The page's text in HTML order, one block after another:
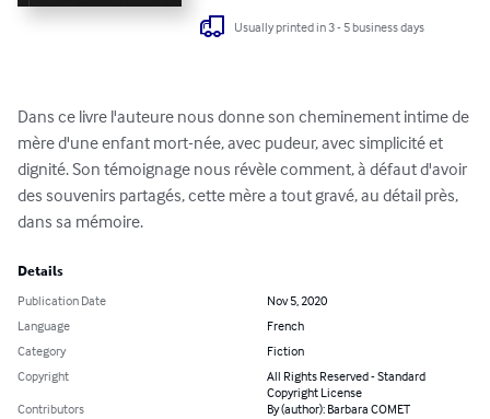
Usually printed in 3 - 5 business days
Dans ce livre l'auteure nous donne son cheminement intime de
mère d'une enfant mort-née, avec pudeur, avec simplicité et
dignité. Son témoignage nous révèle comment, à défaut d'avoir
des souvenirs partagés, cette mère a tout gravé, au détail près,
dans sa mémoire.
Details
Publication Date
Nov 5, 2020
Language
French
Category
Fiction
Copyright
All Rights Reserved - Standard
Copyright License
Contributors
By (author): Barbara COMET